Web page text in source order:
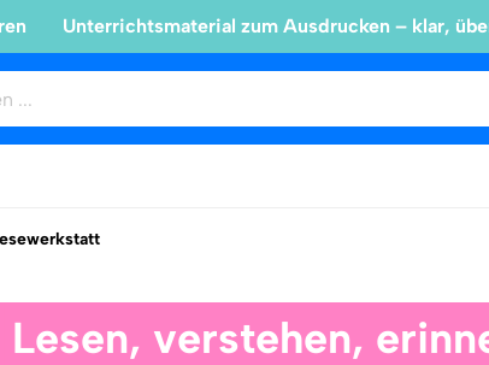
Unterrichtsmaterial zum Ausdrucken – klar,
Lesen, verstehen,